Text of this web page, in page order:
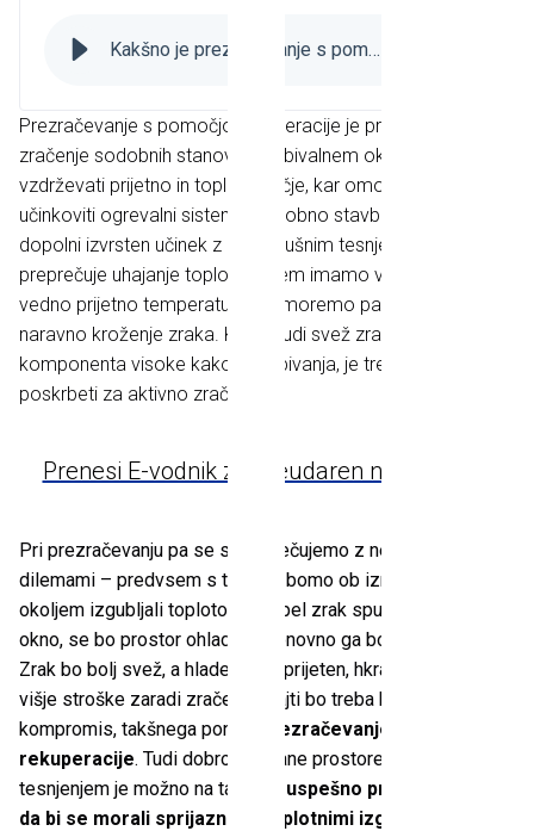
Prezračevanje s pomočjo rekuperacije je prava izbira za
zračenje sodobnih stanovanj. V bivalnem okolju želimo
vzdrževati prijetno in toplo ozračje, kar omogočajo
učinkoviti ogrevalni sistemi. Sodobno stavbno pohištvo
dopolni izvrsten učinek z nepredušnim tesnjenjem, ki
preprečuje uhajanje toplote. S tem imamo v stanovanju
vedno prijetno temperaturo, ne moremo pa računati na
naravno kroženje zraka. Ker je tudi svež zrak ključna
komponenta visoke kakovosti bivanja, je treba zato
poskrbeti za aktivno zračenje.
Prenesi E-vodnik za preudaren nakup oken
Pri prezračevanju pa se spet srečujemo z nekaterimi
dilemami – predvsem s tem, ali bomo ob izmenjavi zraka z
okoljem izgubljali toploto. Če topel zrak spuščamo skozi
okno, se bo prostor ohladil in ponovno ga bo treba ogrevati.
Zrak bo bolj svež, a hladen in neprijeten, hkrati bomo imeli
višje stroške zaradi zračenja. Najti bo treba boljši
kompromis, takšnega ponuja
prezračevanje s pomočjo
rekuperacije. Tudi dobro izolirane prostore z nepredušnim
tesnjenjem je možno na ta način uspešno prezračevati, ne
da bi se morali sprijazniti s toplotnimi izgubami, nizkimi
Kakšno je prezračevanje s pomočjo rekuperacije?